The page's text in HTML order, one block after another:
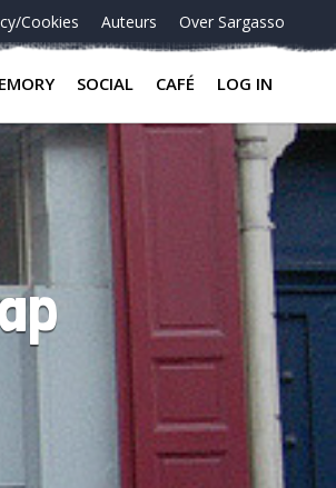
Cookies Auteurs Over Sargasso
SOCIAL CAFÉ LOG IN